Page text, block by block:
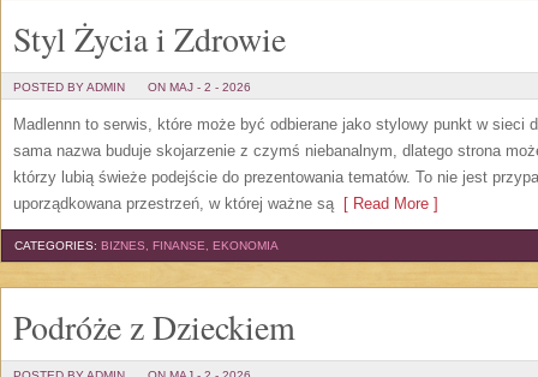
Styl Życia i Zdrowie
POSTED BY ADMIN ON MAJ - 2 - 2026
Madlennn to serwis, które może być odbierane jako stylowy punkt w sieci
sama nazwa buduje skojarzenie z czymś niebanalnym, dlatego strona
którzy lubią świeże podejście do prezentowania tematów. To nie jest
uporządkowana przestrzeń, w której ważne są[ Read More ]
CATEGORIES: BIZNES, FINANSE, EKONOMIA
Podróże z Dzieckiem